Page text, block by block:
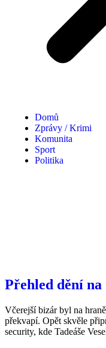
Domů
Zprávy / Krimi
Komunita
Sport
Politika
Přehled dění na
Včerejší bizár byl na
překvapí. Opět skvěle
security, kde Tadeáše